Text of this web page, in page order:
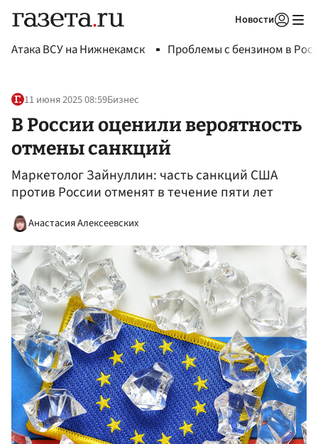
Новости
Атака ВСУ на Нижнекамск Проблемы с бензином в
11 июня 2025 08:59Бизнес
В России оценили вероятность
отмены санкций
Маркетолог Зайнуллин: часть санкций США
против России отменят в течение пяти лет
Анастасия Алексеевских